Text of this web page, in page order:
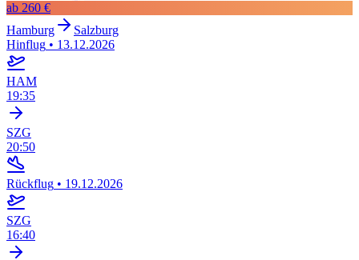
ab 260 €
Hamburg
Salzburg
Hinflug • 13.12.2026
HAM
19:35
SZG
20:50
Rückflug • 19.12.2026
SZG
16:40